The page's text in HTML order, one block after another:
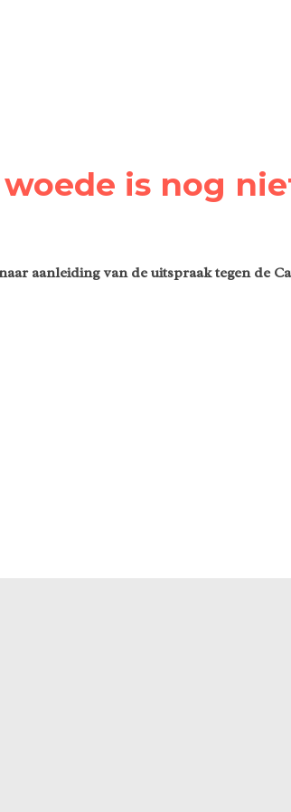
is nog
aanleiding van de uitspraak tegen de